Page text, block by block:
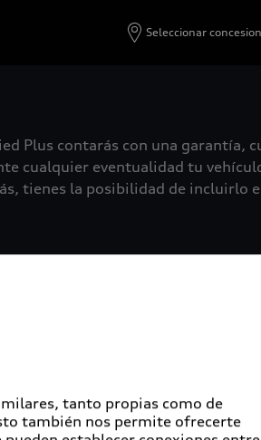
Seleccionar
Plus contarás con una garantía,
cualquier eventualidad tu
tienes la posibilidad de incluirlo
tanto propias como de
también nos permite ofrecerte